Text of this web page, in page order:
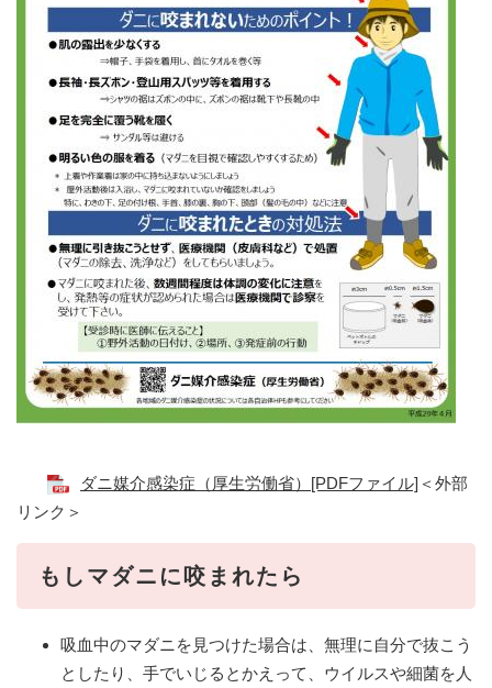
ダニ媒介感染症（厚生労働省）[PDFファイル]​ ＜外部
リンク＞
もしマダニに咬まれたら
吸血中のマダニを見つけた場合は、無理に自分で抜こう
としたり、手でいじるとかえって、ウイルスや細菌を人